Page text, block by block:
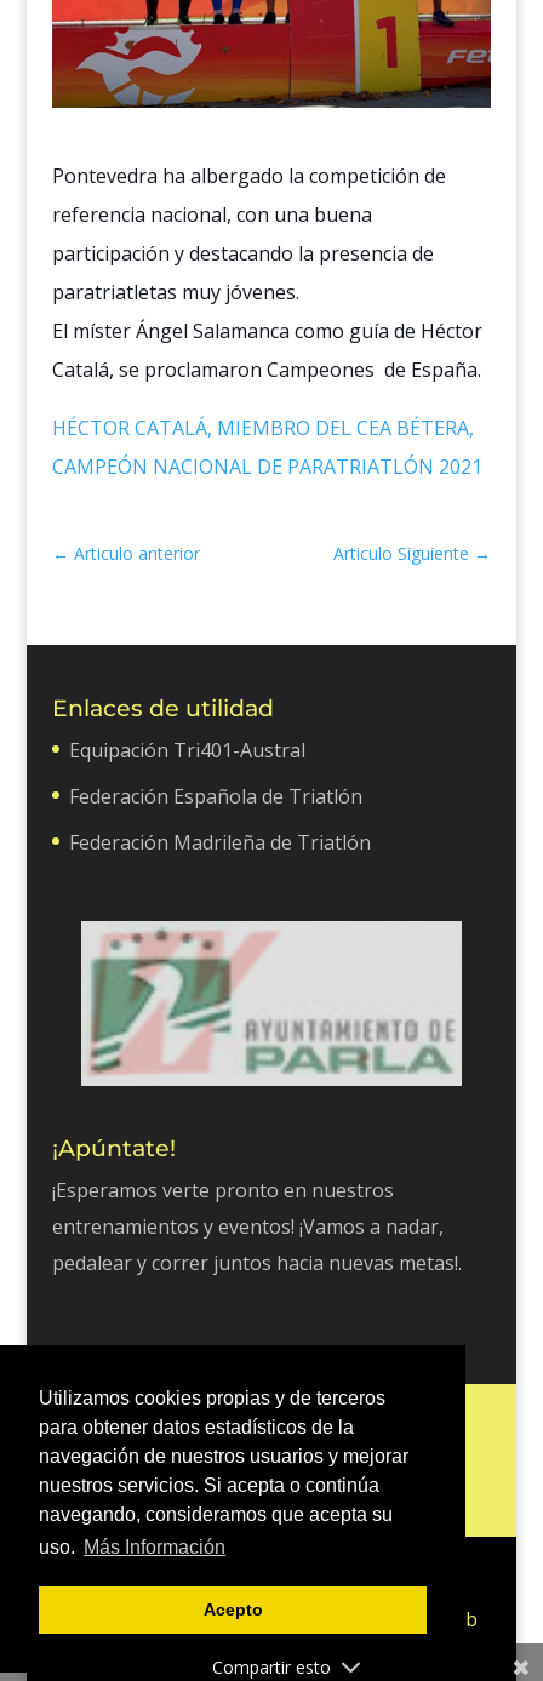
Utilizamos cookies propias y de terceros
para obtener datos estadísticos de la
navegación de nuestros usuarios y mejorar
nuestros servicios. Si acepta o continúa
navegando, consideramos que acepta su
uso. Más Información
Acepto
Pontevedra ha albergado la competición de
referencia nacional, con una buena
participación y destacando la presencia de
paratriatletas muy jóvenes.
El míster Ángel Salamanca como guía de Héctor
Catalá, se proclamaron Campeones de España.
HÉCTOR CATALÁ, MIEMBRO DEL CEA BÉTERA,
CAMPEÓN NACIONAL DE PARATRIATLÓN 2021
← Articulo anterior Articulo Siguiente →
Enlaces de utilidad
Equipación Tri401-Austral
Federación Española de Triatlón
Federación Madrileña de Triatlón
¡Apúntate!
¡Esperamos verte pronto en nuestros
entrenamientos y eventos! ¡Vamos a nadar,
pedalear y correr juntos hacia nuevas metas!.
Inicio Escuela Tri 401
Entrenos
Blog
Contacto
Política de Cookies
Política de Privacidad
Diseñado por Ángel Salamanca | Para el Club
Triatlón 401
Compartir esto